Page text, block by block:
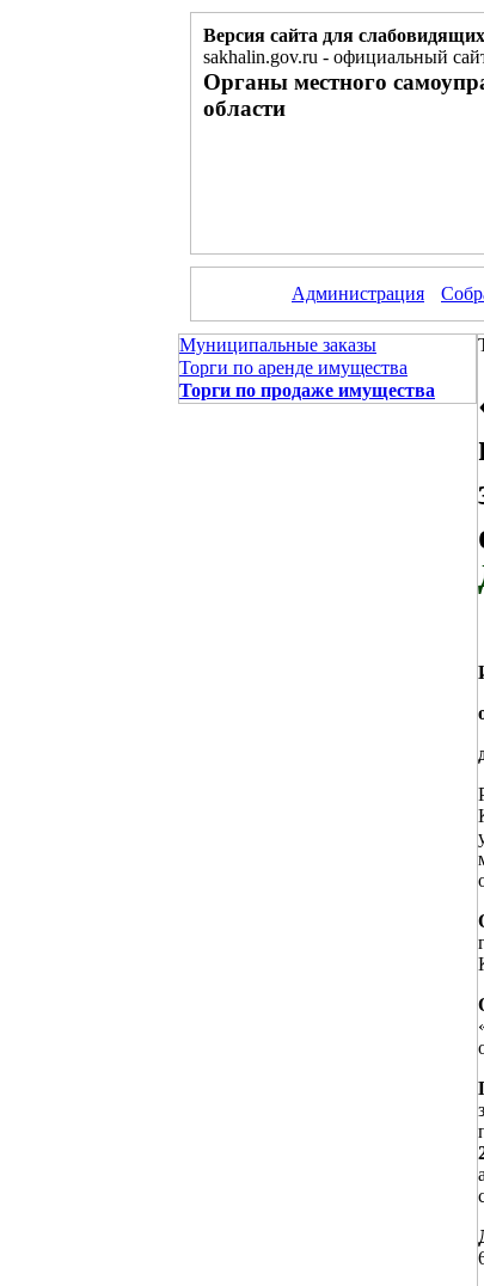
Версия сайта для слабовидящих
sakhalin.gov.ru - официальный
Органы местного
области
Администрация
Муниципальные заказы
Торги по аренде имущества
Торги по продаже имущества